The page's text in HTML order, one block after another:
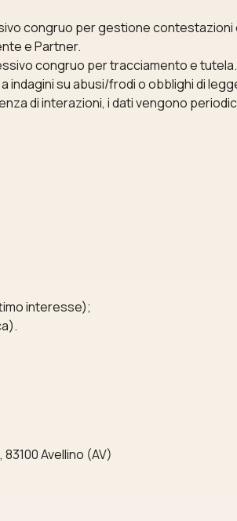
congruo per gestione contestazioni
e Partner.
congruo per tracciamento e tutela.
indagini su abusi/frodi o obblighi di
di interazioni, i dati vengono
interesse);
Avellino (AV)